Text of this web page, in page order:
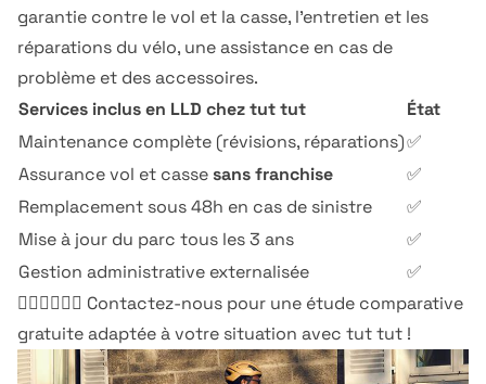
garantie contre le vol et la casse, l'entretien et les
réparations du vélo, une assistance en cas de
problème et des accessoires.
Services inclus en LLD cheztut tut
État
Maintenance complète (révisions, réparations)✅
Assurance vol et casse sans franchise
✅
Remplacement sous 48h en cas de sinistre
✅
Mise à jour du parc tous les 3 ans
✅
Gestion administrative externalisée
✅
🚴‍♂️🚴‍♂️🚴‍♂️ Contactez-nous pour une étude comparative
gratuite adaptée à votre situation avec tut tut !